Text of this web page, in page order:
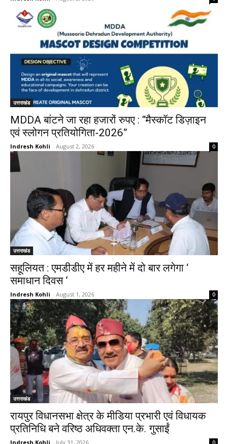
उत्तराखंड
MDDA बांटने जा रहा हजारों रुपए : “मैस्कॉट डिज़ाइन
एवं स्लोगन प्रतियोगिता-2026”
Indresh Kohli - August 2, 2026 0
उत्तराखंड
सहूलियत : एमडीडीए में हर महीने में दो बार लगेगा ‘
समाधान दिवस ‘
Indresh Kohli - August 1, 2026 0
उत्तराखंड
रायपुर विधानसभा क्षेत्र के मीडिया प्रभारी एवं विधायक
प्रतिनिधि बने वरिष्ठ अधिवक्ता एन.के. गुसाईं
Indresh Kohli - July 31, 2026 0